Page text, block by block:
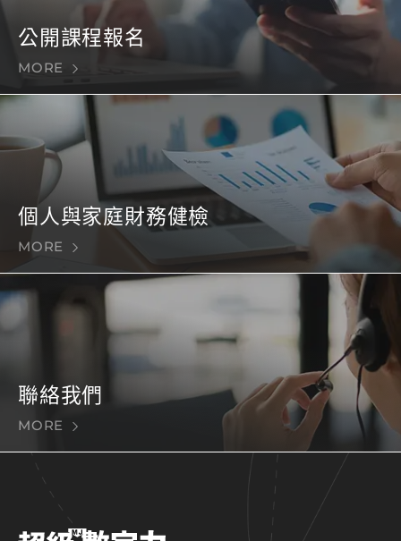
公開課程報名
MORE
個人與家庭財務健檢
MORE
聯絡我們
MORE